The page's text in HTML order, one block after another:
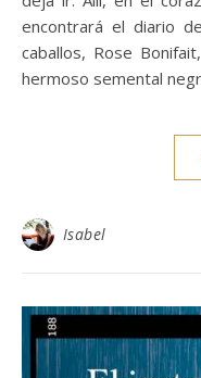
encontrará el diario
caballos, Rose
hermoso semental
Isabel